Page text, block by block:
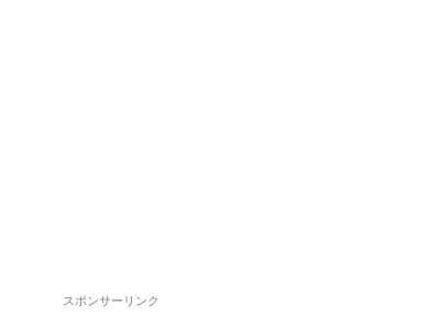
スポンサーリンク